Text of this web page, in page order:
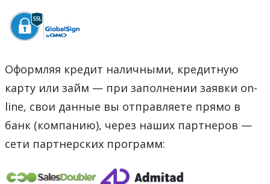
Оформляя кредит наличными, кредитную
карту или займ — при заполнении заявки on-
line, свои данные вы отправляете прямо в
банк (компанию), через наших партнеров —
сети партнерских программ: